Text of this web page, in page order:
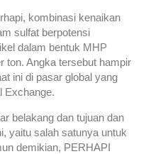
kombinasi kenaikan
sulfat berpotensi
dalam bentuk MHP
ton. Angka tersebut hampir
ini di pasar global yang
Exchange.
belakang dan tujuan dan
yaitu salah satunya untuk
demikian, PERHAPI